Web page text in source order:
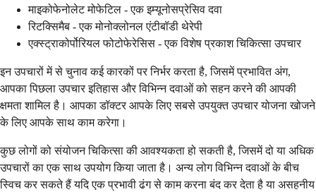
माइकोफेनोलेट मोफेटिल - एक इम्यूनोसप्रेसिव दवा
रिटक्सिमैब - एक मोनोक्लोनल एंटीबॉडी थेरेपी
एक्स्ट्राकोर्पोरियल फोटोफेरेसिस - एक विशेष प्रकाश चिकित्सा उपचार
इन उपचारों में से चुनाव कई कारकों पर निर्भर करता है, जिसमें प्रभावित अंग,
आपका पिछला उपचार इतिहास और विभिन्न दवाओं को सहन करने की आपकी
क्षमता शामिल है। आपका डॉक्टर आपके लिए सबसे उपयुक्त उपचार योजना खोजने
के लिए आपके साथ काम करेगा।
कुछ लोगों को संयोजन चिकित्सा की आवश्यकता हो सकती है, जिसमें दो या अधिक
उपचारों का एक साथ उपयोग किया जाता है। अन्य लोग विभिन्न दवाओं के बीच
स्विच कर सकते हैं यदि एक प्रभावी ढंग से काम करना बंद कर देता है या असहनीय